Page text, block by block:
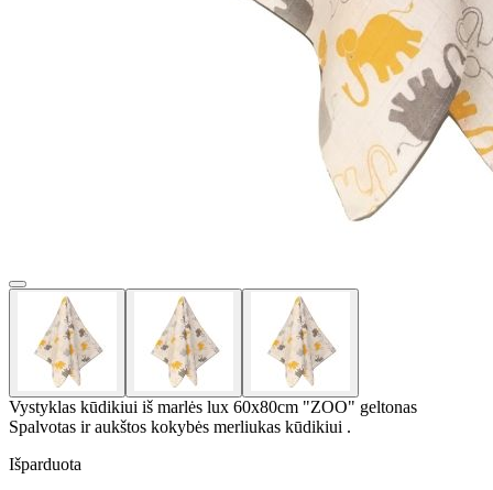
Vystyklas kūdikiui iš marlės lux 60x80cm "ZOO" geltonas
Spalvotas ir aukštos kokybės merliukas kūdikiui .
Išparduota